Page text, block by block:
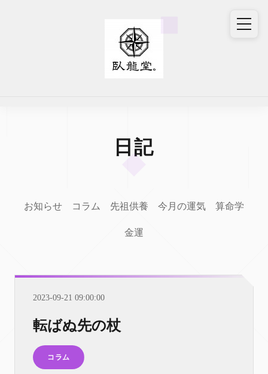
日記
お知らせ コラム 先祖供養 今月の運気 算命学
金運
2023-09-21 09:00:00
転ばぬ先の杖
コラム